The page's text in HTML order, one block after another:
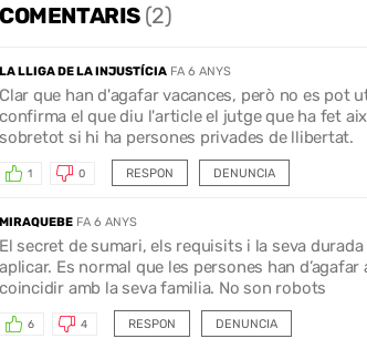
COMENTARIS (2)
LA LLIGA DE LA INJUSTÍCIA FA 6 ANYS
Clar que han d'agafar vacances, però no es pot
confirma el que diu l'article el jutge que ha fet
sobretot si hi ha persones privades de llibertat.
RESPON
1 0 DENUNCIA
MIRAQUEBE FA 6 ANYS
El secret de sumari, els requisits i la seva
aplicar. Es normal que les persones han
coincidir amb la seva familia. No son robots
RESPON
6 4 DENUNCIA